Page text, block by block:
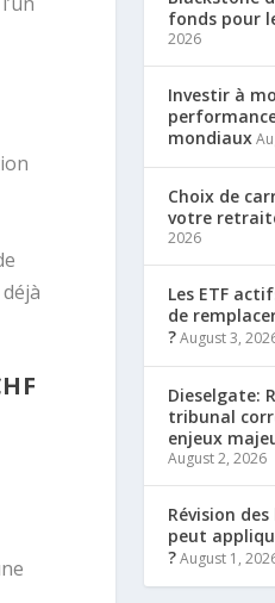
fonds pour
2026
Investir à
mondiaux
Choix de
votre
2026
Les ETF
de
?August 3,
Dieselgate:
tribunal
enjeux
August 2, 2026
Révision
peut
?August 1,